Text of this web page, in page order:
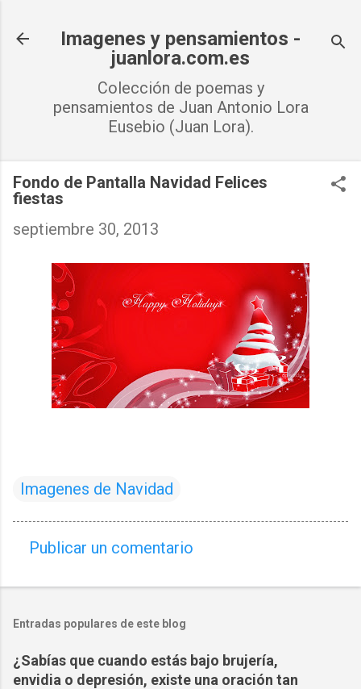
Imagenes y pensamientos -
juanlora.com.es
Colección de poemas y
pensamientos de Juan Antonio Lora
Eusebio (Juan Lora).
Fondo de Pantalla Navidad Felices
fiestas
septiembre 30, 2013
Imagenes de Navidad
o
e
n
t
Publicar un comentario
Entradas populares de este blog
¿Sabías que cuando estás bajo brujería,
envidia o depresión, existe una oración tan